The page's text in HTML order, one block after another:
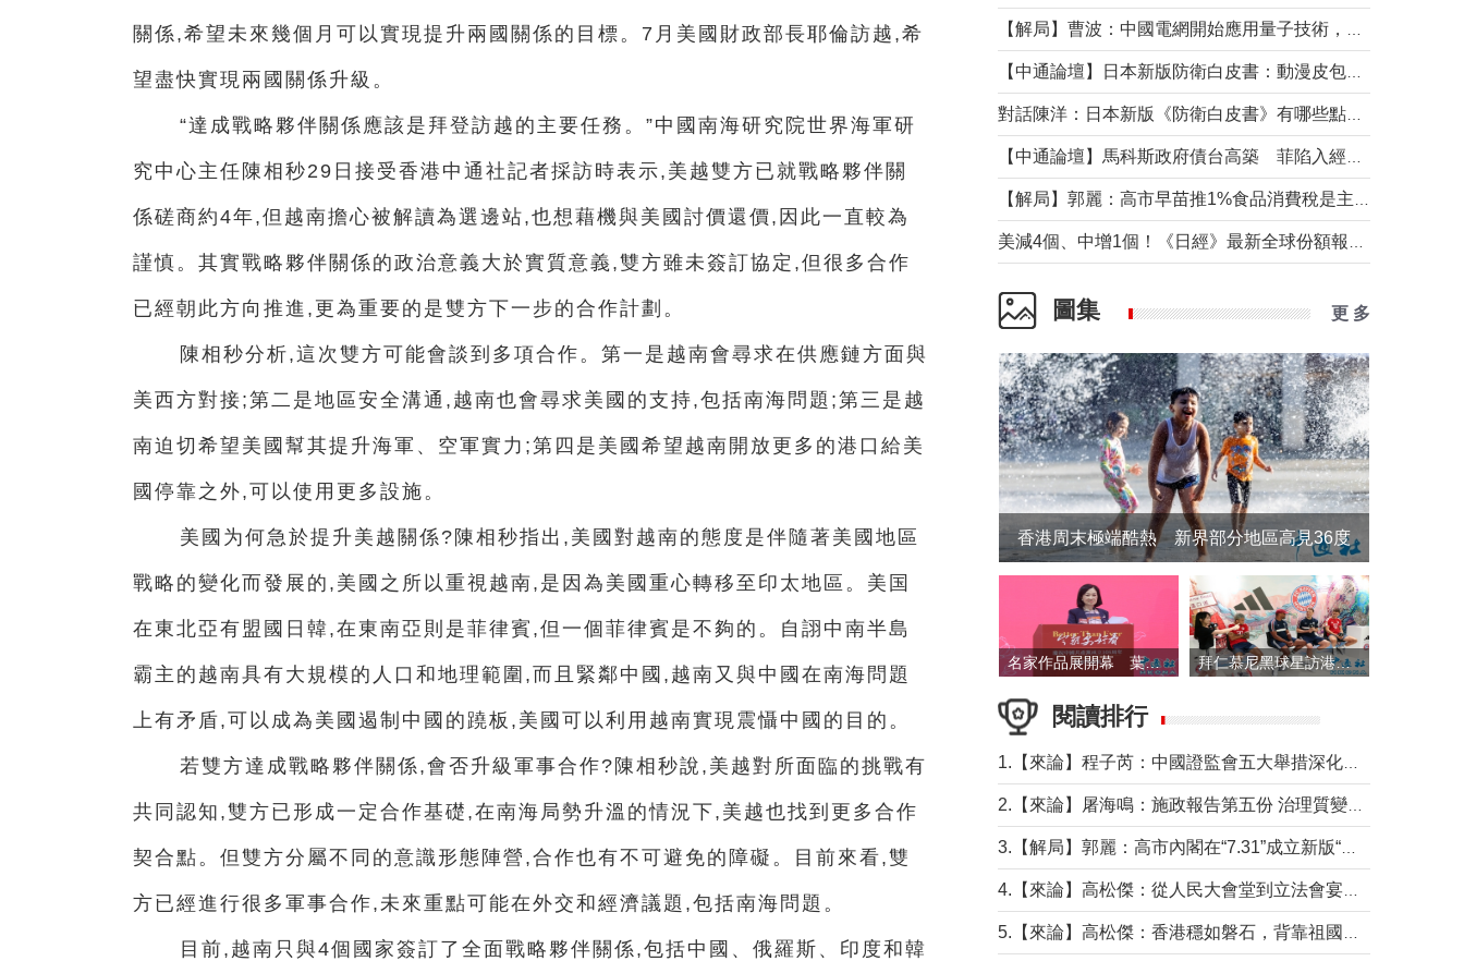
關係,希望未來幾個月可以實現提升兩國關係的目標。7月美國財政部長耶倫訪越,希
望盡快實現兩國關係升級。
“達成戰略夥伴關係應該是拜登訪越的主要任務。”中國南海研究院世界海軍研
究中心主任陳相秒29日接受香港中通社記者採訪時表示,美越雙方已就戰略夥伴關
係磋商約4年,但越南擔心被解讀為選邊站,也想藉機與美國討價還價,因此一直較為
謹慎。其實戰略夥伴關係的政治意義大於實質意義,雙方雖未簽訂協定,但很多合作
已經朝此方向推進,更為重要的是雙方下一步的合作計劃。
陳相秒分析,這次雙方可能會談到多項合作。第一是越南會尋求在供應鏈方面與
美西方對接;第二是地區安全溝通,越南也會尋求美國的支持,包括南海問題;第三是越
南迫切希望美國幫其提升海軍、空軍實力;第四是美國希望越南開放更多的港口給美
國停靠之外,可以使用更多設施。
美國为何急於提升美越關係?陳相秒指出,美國對越南的態度是伴隨著美國地區
戰略的變化而發展的,美國之所以重視越南,是因為美國重心轉移至印太地區。美国
在東北亞有盟國日韓,在東南亞則是菲律賓,但一個菲律賓是不夠的。自詡中南半島
霸主的越南具有大規模的人口和地理範圍,而且緊鄰中國,越南又與中國在南海問題
上有矛盾,可以成為美國遏制中國的蹺板,美國可以利用越南實現震懾中國的目的。
若雙方達成戰略夥伴關係,會否升級軍事合作?陳相秒說,美越對所面臨的挑戰有
共同認知,雙方已形成一定合作基礎,在南海局勢升溫的情況下,美越也找到更多合作
契合點。但雙方分屬不同的意識形態陣營,合作也有不可避免的障礙。目前來看,雙
方已經進行很多軍事合作,未來重點可能在外交和經濟議題,包括南海問題。
目前,越南只與4個國家簽訂了全面戰略夥伴關係,包括中國、俄羅斯、印度和韓
圖集 更 多
香港周末極端酷熱 新界部分地區高見36度
名家作品展開幕 葉劉淑儀出席並致辭 拜仁慕尼黑球星訪港 與球迷近距離互動
閱讀排行